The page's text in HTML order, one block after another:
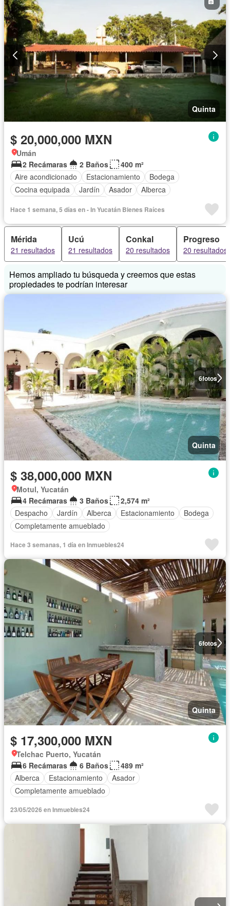
Quinta
$ 20,000,000 MXN
Umán
2 Recámaras
2 Baños
400 m²
Aire acondicionado
Estacionamiento
Bodega
Cocina equipada
Jardín Asador
Alberca
Hace 1 semana, 5 días en - In Yucatán Bienes Raíces
Mérida
21 resultados
Ucú
21 resultados
Conkal
20 resultados
Progreso
20 resultados
Hemos ampliado tu búsqueda y creemos que estas
propiedades te podrían interesar
6fotos
Quinta
$ 38,000,000 MXN
Motul, Yucatán
4 Recámaras
3 Baños
2,574 m²
Despacho
Jardín Alberca Estacionamiento
Bodega
Completamente amueblado
Hace 3 semanas, 1 día en Inmuebles24
6fotos
Quinta
$ 17,300,000 MXN
Telchac Puerto, Yucatán
6 Recámaras
6 Baños
489 m²
Alberca
Estacionamiento
Asador
Completamente amueblado
23/05/2026 en Inmuebles24